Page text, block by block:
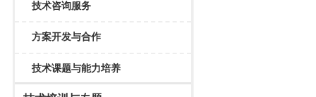
技术咨询服务
方案开发与合作
技术课题与能力培养